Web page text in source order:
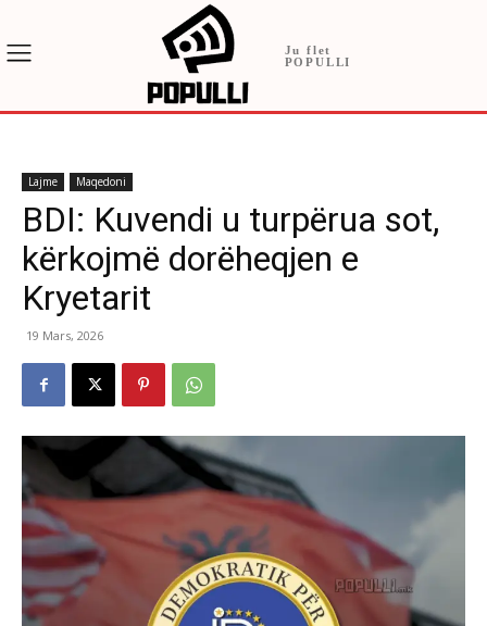
Ju flet
POPULLI
Lajme Maqedoni
BDI: Kuvendi u turpërua sot,
kërkojmë dorëheqjen e
Kryetarit
19 Mars, 2026